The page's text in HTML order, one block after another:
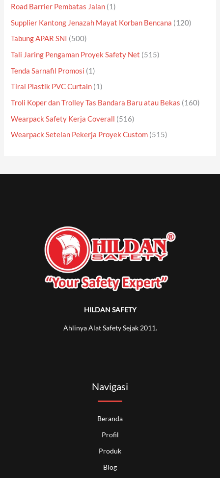
Road Barrier Pembatas Jalan (1)
Supplier Kantong Jenazah Mayat Korban Bencana (120)
Tabung APAR SNI (500)
Tali Jaring Pengaman Proyek Safety Net (515)
Tenda Sarnafil Promosi (1)
Tirai Plastik PVC Curtain (1)
Troli Koper dan Trolley Tas Bandara Baru atau Bekas (160)
Wearpack Safety Kerja Coverall (516)
Wearpack Setelan Pekerja Proyek Custom (515)
HILDAN SAFETY
Ahlinya Alat Safety Sejak 2011.
Navigasi
Beranda
Profil
Produk
Blog